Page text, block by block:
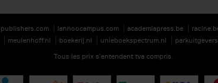
lannoocampus.com academiapress.be
meulenhoff.nl
boekerij.nl unieboekspectrum.nl
Tous les prix s’entendent tva compris.